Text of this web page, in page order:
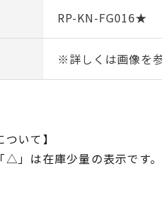
RP-KN-FG016★
※詳しくは画像を
ついて】
△」は在庫少量の表示です。